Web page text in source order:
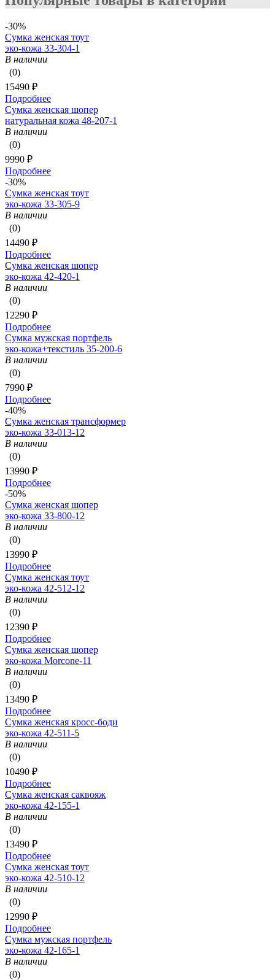
-30%
Сумка женская тоут
эко-кожа 33-304-1
В наличии
(0)
15490 ₽
Подробнее
Сумка женская шопер
натуральная кожа 48-207-1
В наличии
(0)
9990 ₽
Подробнее
-30%
Сумка женская тоут
эко-кожа 33-305-9
В наличии
(0)
14490 ₽
Подробнее
Сумка женская шопер
эко-кожа 42-420-1
В наличии
(0)
12290 ₽
Подробнее
Сумка мужская портфель
эко-кожа+текстиль 35-200-6
В наличии
(0)
7990 ₽
Подробнее
-40%
Сумка женская трансформер
эко-кожа 33-013-12
В наличии
(0)
13990 ₽
Подробнее
-50%
Сумка женская шопер
эко-кожа 33-800-12
В наличии
(0)
13990 ₽
Подробнее
Сумка женская тоут
эко-кожа 42-512-12
В наличии
(0)
12390 ₽
Подробнее
Сумка женская шопер
эко-кожа Morcone-11
В наличии
(0)
13490 ₽
Подробнее
Сумка женская кросс-боди
эко-кожа 42-511-5
В наличии
(0)
10490 ₽
Подробнее
Сумка женская саквояж
эко-кожа 42-155-1
В наличии
(0)
13490 ₽
Подробнее
Сумка женская тоут
эко-кожа 42-510-12
В наличии
(0)
12990 ₽
Подробнее
Сумка мужская портфель
эко-кожа 42-165-1
В наличии
(0)